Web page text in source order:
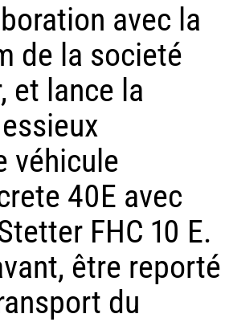
avec la
de la societé
et lance la
véhicule
40E avec
FHC 10 E.
être reporté
du